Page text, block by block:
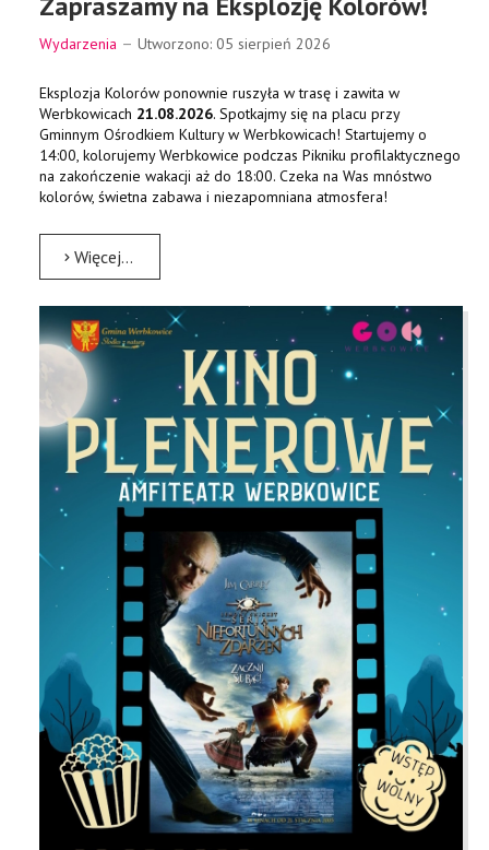
Wydarzenia Utworzono: 05 sierpień 2026
Eksplozja Kolorów ponownie ruszyła w trasę i zawita w
Werbkowicach 21.08.2026. Spotkajmy się na placu przy
Gminnym Ośrodkiem Kultury w Werbkowicach! Startujemy o
14:00, kolorujemy Werbkowice podczas Pikniku profilaktycznego
na zakończenie wakacji aż do 18:00. Czeka na Was mnóstwo
kolorów, świetna zabawa i niezapomniana atmosfera!
Więcej…